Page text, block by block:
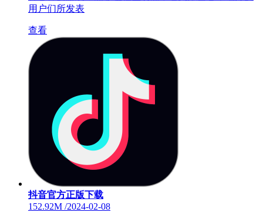
用户们所发表
查看
抖音官方正版下载
152.92M /2024-02-08